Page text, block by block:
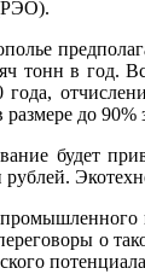
тонн в год.
до
будет
рублей.
о